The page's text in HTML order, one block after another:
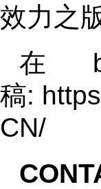
效力之
在
稿:
CN/